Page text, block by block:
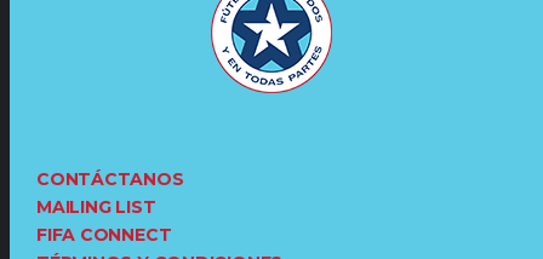
CONTÁCTANOS
MAILING LIST
FIFA CONNECT